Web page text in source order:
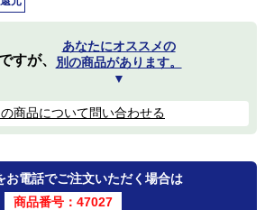
すが、
あなたにオススメの
別の商品があります。
▼
商品について問い合わせる
お電話でご注文いただく場合は
商品番号：47027